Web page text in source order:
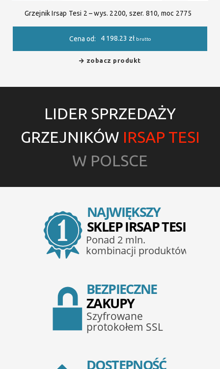
Grzejnik Irsap Tesi 2 – wys. 2200, szer. 810, moc 2775
Cena od: 4 198.23 zł brutto
zobacz produkt
LIDER SPRZEDAŻY
GRZEJNIKÓW IRSAP TESI
W POLSCE